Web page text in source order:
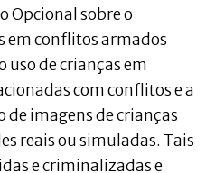
Opcional sobre o
em conflitos armados
uso de crianças em
com conflitos e a
de imagens de crianças
reais ou simuladas. Tais
e criminalizadas e